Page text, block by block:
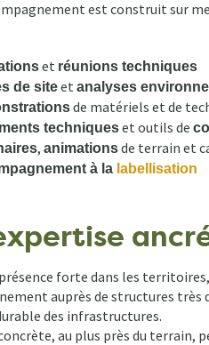
est construit sur
et réunions techniques
de siteet analyses
de matériels et de
techniqueset outils de
, animationsde terrain et
à la labellisation
forte dans les
auprès de structures
des infrastructures.
au plus près du terrain,